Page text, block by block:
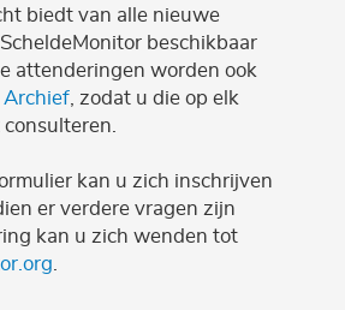
biedt van alle nieuwe
beschikbaar
attenderingen worden ook
Archief , zodat u die op elk
kan u zich inschrijven
er verdere vragen zijn
kan u zich wenden tot